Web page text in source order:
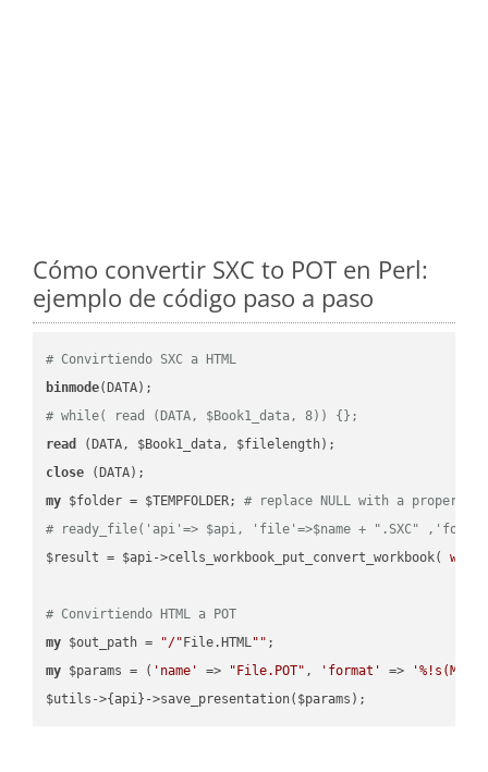
Cómo convertir SXC to POT en Perl:
ejemplo de código paso a paso
# Convirtiendo SXC a HTML
binmode
# while( read (DATA, $Book1_data, 8)) {};
read
close
my $folder = $TEMPFOLDER; # replace NULL with a proper
# ready_file('api'=> $api, 'file'=>$name + ".SXC"
$result = $api->cells_workbook_put_convert_workbook(
# Convirtiendo HTML a POT
my $out_path = "/" File.HTML""
my $params = ( 'name' => "File.POT" , 'format' =>